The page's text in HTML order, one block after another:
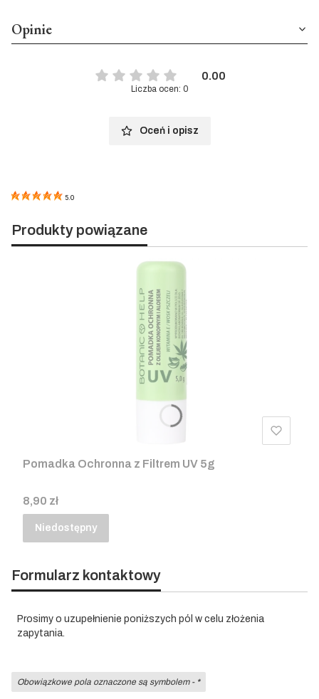
Opinie
0.00
Liczba ocen: 0
Oceń i opisz
5.0
Produkty powiązane
Pomadka Ochronna z Filtrem UV 5g
Cena
8,90 zł
Niedostępny
Formularz kontaktowy
Prosimy o uzupełnienie poniższych pól w celu złożenia
zapytania.
Obowiązkowe pola oznaczone są symbolem - *